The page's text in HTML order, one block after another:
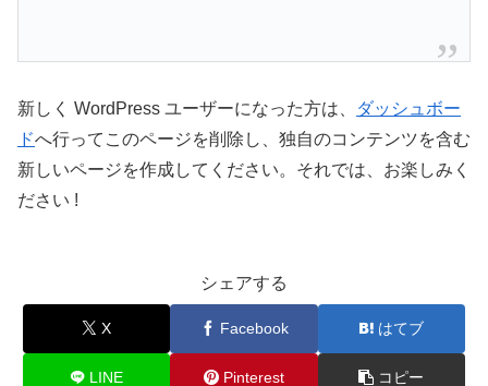
新しく WordPress ユーザーになった方は、
ダッシュボー
ドへ行ってこのページを削除し、独自のコンテンツを含む
新しいページを作成してください。それでは、お楽しみく
ださい !
シェアする
X Facebook はてブ
LINE Pinterest コピー